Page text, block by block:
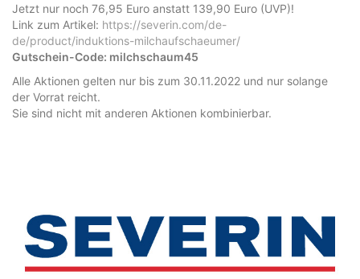
Jetzt nur noch 76,95 Euro anstatt 139,90 Euro (UVP)!
Link zum Artikel: https://severin.com/de-
de/product/induktions-milchaufschaeumer/
Gutschein-Code: milchschaum45
Alle Aktionen gelten nur bis zum 30.11.2022 und nur solange
der Vorrat reicht.
Sie sind nicht mit anderen Aktionen kombinierbar.